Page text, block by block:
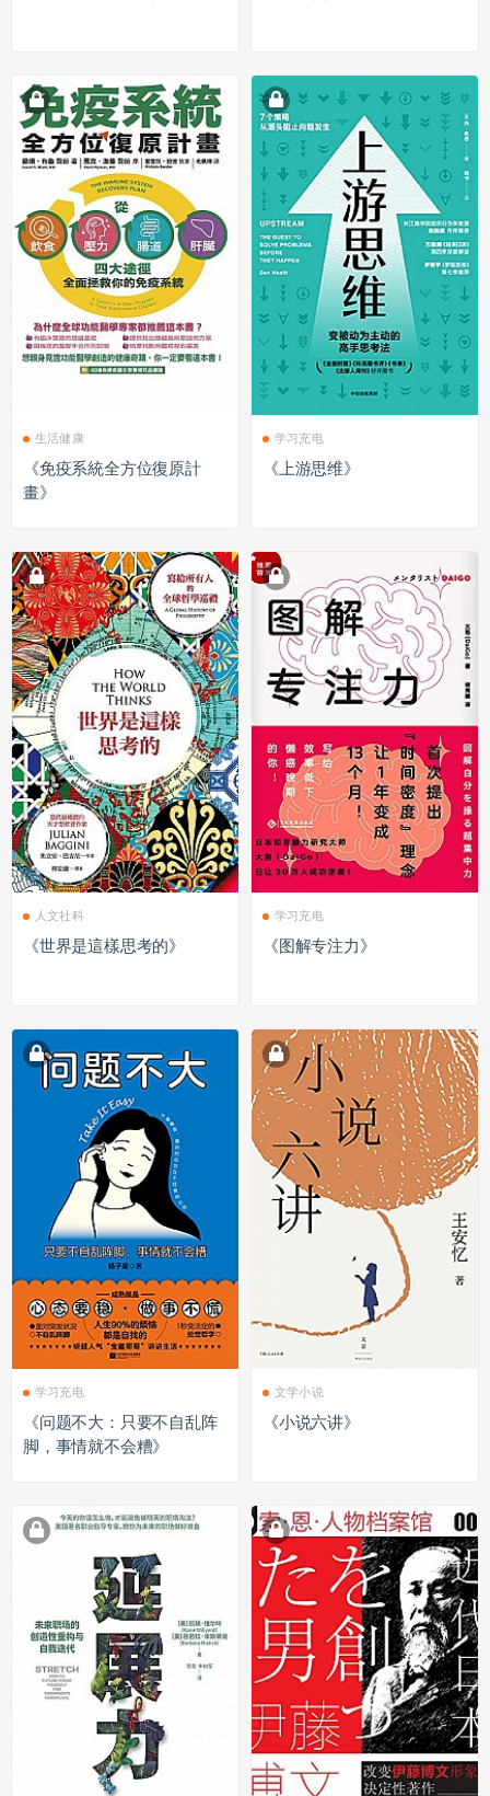
生活健康
《免疫系統全方位復原計
畫》
学习充电
《上游思维》
人文社科
《世界是這樣思考的》
学习充电
《图解专注力》
学习充电
《问题不大：只要不自乱阵
脚，事情就不会糟》
文学小说
《小说六讲》